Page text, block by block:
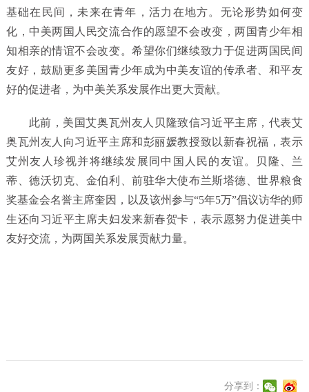
基础在民间，未来在青年，活力在地方。无论形势如何变
化，中美两国人民交流合作的愿望不会改变，两国青少年相
知相亲的情谊不会改变。希望你们继续致力于促进两国民间
友好，鼓励更多美国青少年成为中美友谊的传承者、和平友
好的促进者，为中美关系发展作出更大贡献。
此前，美国艾奥瓦州友人贝隆致信习近平主席，代表艾
奥瓦州友人向习近平主席和彭丽媛教授致以新春祝福，表示
艾州友人珍视并将继续发展同中国人民的友谊。贝隆、兰
蒂、德沃切克、金伯利、前驻华大使布兰斯塔德、世界粮食
奖基金会名誉主席奎因，以及该州参与“5年5万”倡议访华的师
生还向习近平主席夫妇发来新春贺卡，表示愿努力促进美中
友好交流，为两国关系发展贡献力量。
分享到：